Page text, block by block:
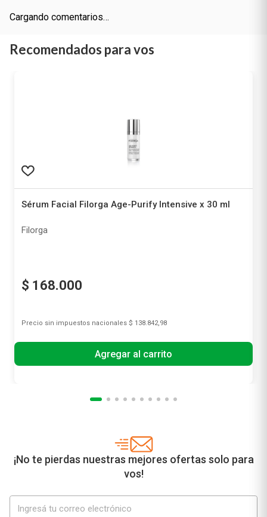
Cargando comentarios…
Recomendados para vos
Sérum Facial Filorga Age-Purify Intensive x 30 ml
Filorga
$ 168.000
Precio sin impuestos nacionales $ 138.842,98
Agregar al carrito
¡No te pierdas nuestras mejores ofertas solo para
vos!